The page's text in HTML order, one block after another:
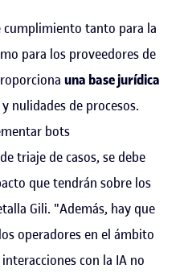
cumplimiento tanto para la
para los proveedores de
una base jurídica
y nulidades de procesos.
bots
triaje de casos, se debe
que tendrán sobre los
Gili. "Además, hay que
operadores en el ámbito
con la IA no